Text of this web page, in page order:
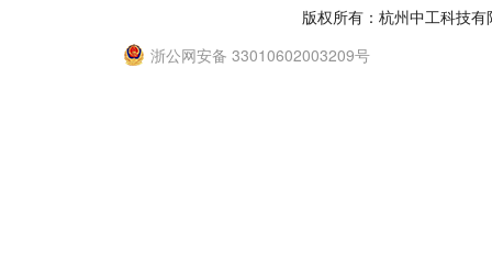
版权所有：杭州中工科技
浙公网安备 33010602003209号